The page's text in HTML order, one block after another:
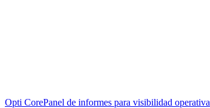
Opti CorePanel de informes para visibilidad operativa